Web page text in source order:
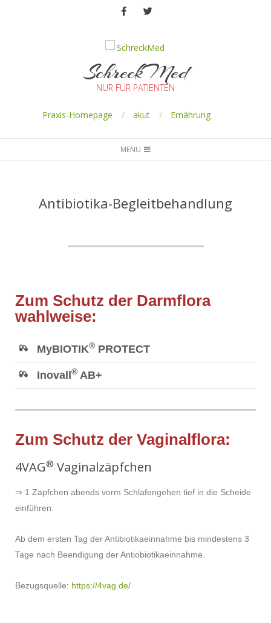
SchreckMed
NUR FÜR PATIENTEN
Praxis-Homepage akut Ernährung
MENU
Antibiotika-Begleitbehandlung
Zum Schutz der Darmflora
wahlweise:
MyBIOTIK® PROTECT
Inovall ® AB+
Zum Schutz der Vaginalflora:
4VAG® Vaginalzäpfchen
⇒ 1 Zäpfchen abends vorm Schlafengehen tief in die Scheide
einführen.
Ab dem ersten Tag der Antibiotikaeinnahme bis mindestens 3
Tage nach Beendigung der Antiobiotikaeinnahme.
Bezugsquelle: https://4vag.de/